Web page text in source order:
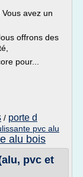
avez un
offrons des
pour...
/ porte d
pvc alu
alu bois
pvc et